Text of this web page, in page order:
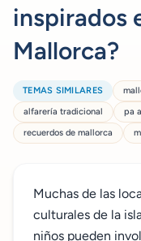
inspirados
Mallorca?
TEMAS SIMILARES
alfarería tradicional
pa
recuerdos de mallorca
Muchas de las
culturales de la
niños pueden